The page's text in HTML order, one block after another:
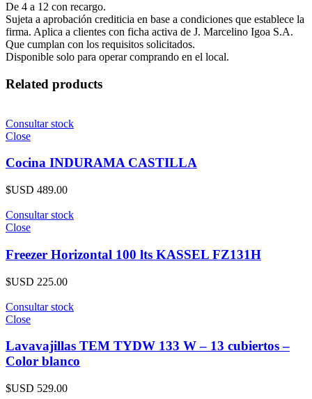
De 4 a 12 con recargo.
Sujeta a aprobación crediticia en base a condiciones que establece la
firma. Aplica a clientes con ficha activa de J. Marcelino Igoa S.A.
Que cumplan con los requisitos solicitados.
Disponible solo para operar comprando en el local.
Related products
Consultar stock
Close
Cocina INDURAMA CASTILLA
$USD 489.00
Consultar stock
Close
Freezer Horizontal 100 lts KASSEL FZ131H
$USD 225.00
Consultar stock
Close
Lavavajillas TEM TYDW 133 W – 13 cubiertos –
Color blanco
$USD 529.00